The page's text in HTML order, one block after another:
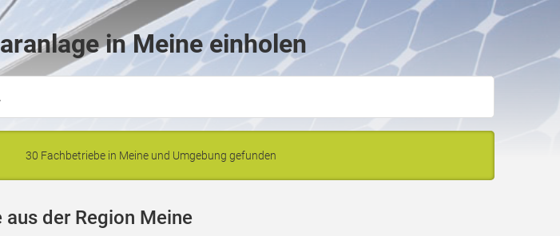
in Meine einholen
30 Fachbetriebe in Meine und Umgebung gefunden
der Region Meine